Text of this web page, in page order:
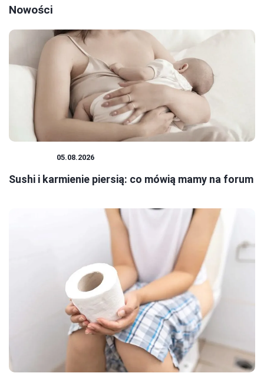
Nowości
05.08.2026
Sushi i karmienie piersią: co mówią mamy na forum